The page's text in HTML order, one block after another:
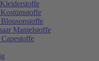
Mantelstoffe